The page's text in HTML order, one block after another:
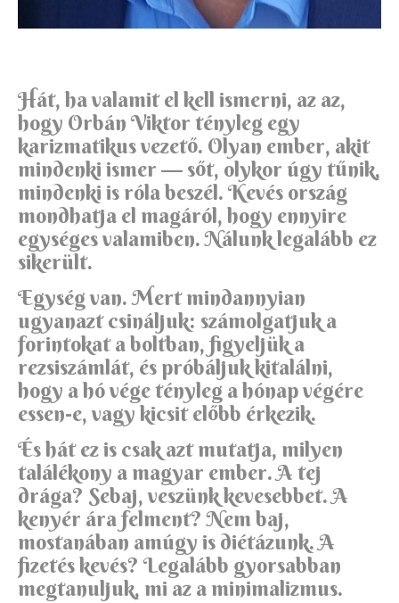
Hát, ha valamit el kell ismerni, az az,
hogy Orbán Viktor tényleg egy
karizmatikus vezető. Olyan ember, akit
mindenki ismer — sőt, olykor úgy tűnik,
mindenki is róla beszél. Kevés ország
mondhatja el magáról, hogy ennyire
egységes valamiben. Nálunk legalább ez
sikerült.
Egység van. Mert mindannyian
ugyanazt csináljuk: számolgatjuk a
forintokat a boltban, figyeljük a
rezsiszámlát, és próbáljuk kitalálni,
hogy a hó vége tényleg a hónap végére
essen-e, vagy kicsit előbb érkezik.
És hát ez is csak azt mutatja, milyen
találékony a magyar ember. A tej
drága? Sebaj, veszünk kevesebbet. A
kenyér ára felment? Nem baj,
mostanában amúgy is diétázunk. A
fizetés kevés? Legalább gyorsabban
megtanuljuk, mi az a minimalizmus.